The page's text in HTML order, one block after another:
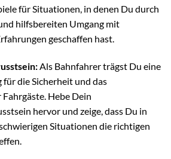
für Situationen, in denen Du durch
hilfsbereiten Umgang mit
geschaffen hast.
Als Bahnfahrer trägst Du eine
die Sicherheit und das
Hebe Dein
hervor und zeige, dass Du in
Situationen die richtigen